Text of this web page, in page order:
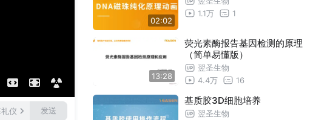
仪 发送
02:02
1.1万
1
13:28
荧光素酶报告基因检测的原理
（简单易懂版）
翌圣生物
4.4万
16
基质胶3D细胞培养
翌圣生物